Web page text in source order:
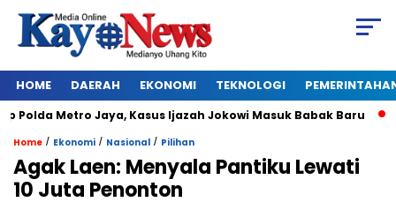
HOME DAERAH EKONOMI TEKNOLOGI
Metro Jaya, Kasus Ijazah Jokowi Masuk Babak Baru
Home / Ekonomi / Nasional / Pilihan
Agak Laen: Menyala Pantiku Lewati
10 Juta Penonton